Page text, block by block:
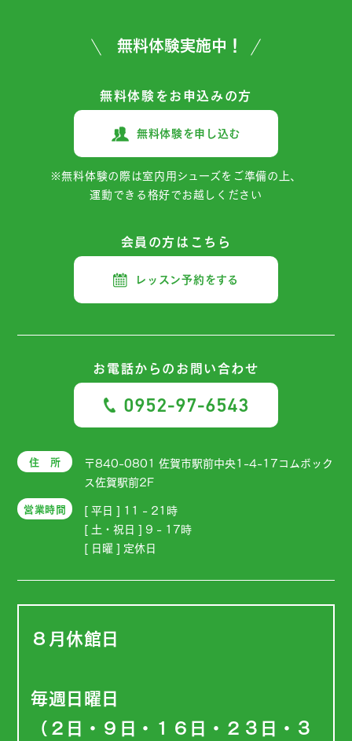
無料体験実施中！
無料体験をお申込みの方
無料体験を申し込む
※無料体験の際は室内用シューズをご準備の上、
運動できる格好でお越しください
会員の方はこちら
レッスン予約をする
お電話からのお問い合わせ
0952-97-6543
住 所
〒840-0801 佐賀市駅前中央1-4-17コムボック
ス佐賀駅前2F
営業時間
[ 平日 ] 11 - 21時
[ 土・祝日 ] 9 - 17時
[ 日曜 ] 定休日
８月休館日
毎週日曜日
（２日・９日・１６日・２３日・３